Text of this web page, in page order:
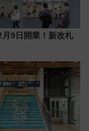
9日開業！新改札